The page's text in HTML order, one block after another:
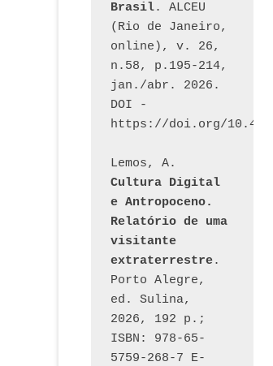
Brasil. ALCEU
(Rio de Janeiro,
online), v. 26,
n.58, p.195-214,
jan./abr. 2026.
DOI -
https://doi.org/
Cultura Digital
e Antropoceno.
Relatório de uma
visitante
extraterrestre.
Porto Alegre,
ed. Sulina,
2026, 192 p.;
ISBN: 978-65-
5759-268-7 E-